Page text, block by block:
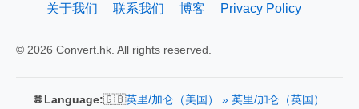
关于我们 联系我们 博客 Privacy Policy
© 2026 Convert.hk. All rights reserved.
🌐 Language:🇬🇧英里/加仑（美国） » 英里/加仑（英国）